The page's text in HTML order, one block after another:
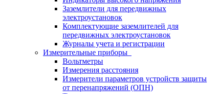
Заземлители для передвижных
электроустановок
Комплектующие заземлителей для
передвижных электроустановок
Журналы учета и регистрации
Измерительные приборы
Вольтметры
Измерения расстояния
Измерители параметров устройств защиты
от перенапряжений (ОПН)